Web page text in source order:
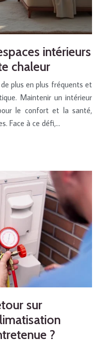
intérieurs
chaleur
plus en plus fréquents et
Maintenir un intérieur
le confort et la santé,
Face à ce défi,…
sur
?